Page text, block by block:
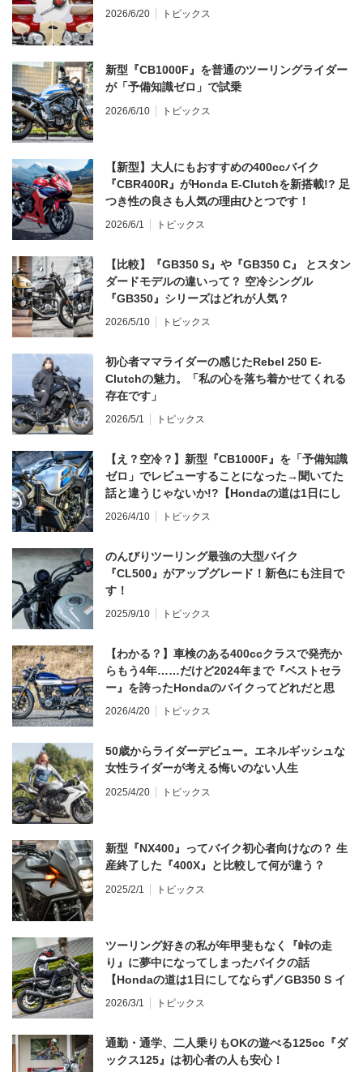
2026/6/20 トピックス
新型『CB1000F』を普通のツーリングライダー
が「予備知識ゼロ」で試乗
2026/6/10 トピックス
【新型】大人にもおすすめの400ccバイク
『CBR400R』がHonda E-Clutchを新搭載!? 足
つき性の良さも人気の理由ひとつです！
2026/6/1 トピックス
【比較】『GB350 S』や『GB350 C』 とスタン
ダードモデルの違いって？ 空冷シングル
『GB350』シリーズはどれが人気？
2026/5/10 トピックス
初心者ママライダーの感じたRebel 250 E-
Clutchの魅力。「私の心を落ち着かせてくれる
存在です」
2026/5/1 トピックス
【え？空冷？】新型『CB1000F』を「予備知識
ゼロ」でレビューすることになった→聞いてた
話と違うじゃないか!?【Hondaの道は1日にし
てならず／CB1000F ①第一印象 編】
2026/4/10 トピックス
のんびりツーリング最強の大型バイク
『CL500』がアップグレード！新色にも注目で
す！
2025/9/10 トピックス
【わかる？】車検のある400ccクラスで発売か
らもう4年……だけど2024年まで『ベストセラ
ー』を誇ったHondaのバイクってどれだと思
う？
2026/4/20 トピックス
50歳からライダーデビュー。エネルギッシュな
女性ライダーが考える悔いのない人生
2025/4/20 トピックス
新型『NX400』ってバイク初心者向けなの？ 生
産終了した『400X』と比較して何が違う？
2025/2/1 トピックス
ツーリング好きの私が年甲斐もなく『峠の走
り』に夢中になってしまったバイクの話
【Hondaの道は1日にしてならず／GB350 S イ
ンプレ・レビュー 前編】
2026/3/1 トピックス
通勤・通学、二人乗りもOKの遊べる125cc『ダ
ックス125』は初心者の人も安心！